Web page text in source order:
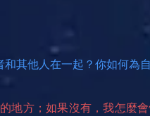
其他人在一起？你如何為
地方；如果沒有，我怎麼